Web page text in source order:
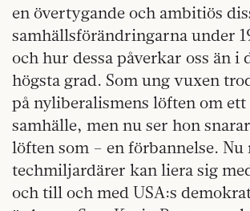
en övertygande och ambitiös
samhällsförändringarna under
och hur dessa påverkar oss än i
högsta grad. Som ung vuxen
på nyliberalismens löften om
samhälle, men nu ser hon
löften som – en förbannelse. Nu
techmiljardärer kan liera sig
och till och med USA:s